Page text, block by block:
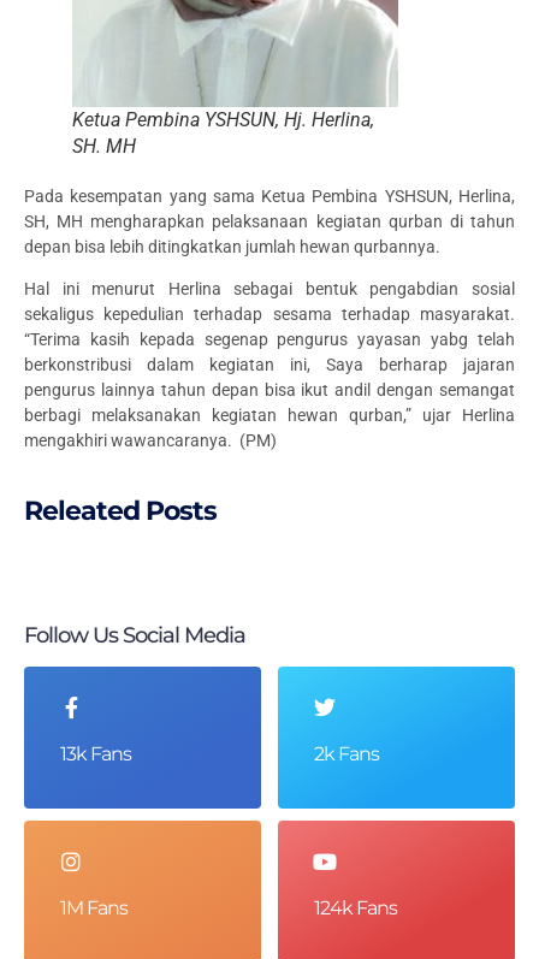
Ketua Pembina YSHSUN, Hj. Herlina,
SH. MH
Pada kesempatan yang sama Ketua Pembina YSHSUN, Herlina,
SH, MH mengharapkan pelaksanaan kegiatan qurban di tahun
depan bisa lebih ditingkatkan jumlah hewan qurbannya.
Hal ini menurut Herlina sebagai bentuk pengabdian sosial
sekaligus kepedulian terhadap sesama terhadap masyarakat.
“Terima kasih kepada segenap pengurus yayasan yabg telah
berkonstribusi dalam kegiatan ini, Saya berharap jajaran
pengurus lainnya tahun depan bisa ikut andil dengan semangat
berbagi melaksanakan kegiatan hewan qurban,” ujar Herlina
mengakhiri wawancaranya. (PM)
Releated Posts
Follow Us Social Media
13k Fans 2k Fans
1M Fans 124k Fans